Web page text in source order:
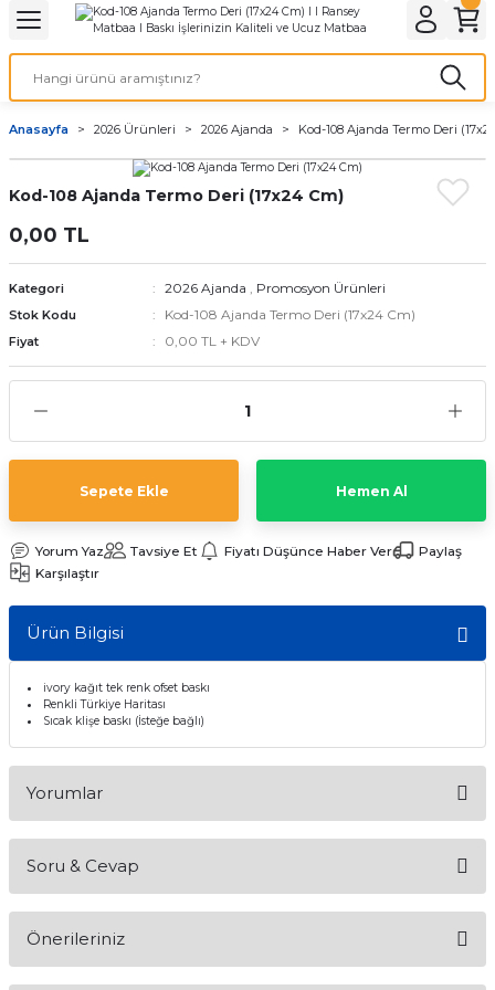
Geri Dön
Geri Dön
Geri Dön
Geri Dön
Ürünleri
Geri Dön
Geri Dön
Geri Dön
Anasayfa 2026 Ürünleri 2026 Ajanda Kod-108 Ajanda Termo Deri
Kod-108 Ajanda Termo Deri (17x24 Cm)
0,00 TL
Kategori 2026 Ajanda , Promosyon Ürünleri
Stok Kodu Kod-108 Ajanda Termo Deri (17x24 Cm)
Fiyat 0,00 TL + KDV
Sepete Ekle Hemen Al
Yorum Yaz Tavsiye Et Fiyatı Düşünce Haber Ver
Paylaş
Karşılaştır
Ürün Bilgisi
ivory kağıt tek renk ofset baskı
Renkli Türkiye Haritası
Sıcak klişe baskı (İsteğe bağlı)
Yorumlar
Soru & Cevap
Önerileriniz